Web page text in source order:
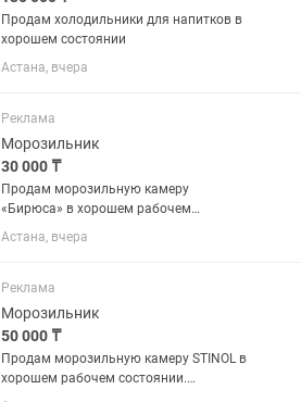
Продам холодильники для напитков в
хорошем состоянии
Астана, вчера
Реклама
Морозильник
30 000 ₸
Продам морозильную камеру
«Бирюса» в хорошем рабочем
состоянии. Полностью исправна,
отлично морозит, работает без
наличии. Подходит для дома,
магазина, кафе или...
Астана, вчера
Реклама
Морозильник
50 000 ₸
Продам морозильную камеру STINOL в
хорошем рабочем состоянии.
Полностью исправна, отлично